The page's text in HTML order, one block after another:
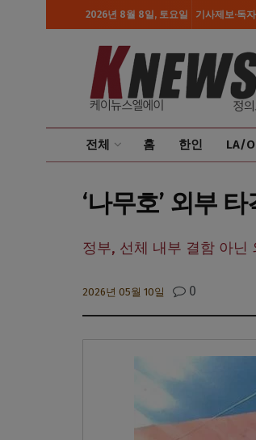
2026년 8월 8일, 토요일 기사제보·독
전체 홈 한인 LA/
‘나무호’ 외부
정부, 선체 내부 결함 아닌
2026년 05월 10일 0